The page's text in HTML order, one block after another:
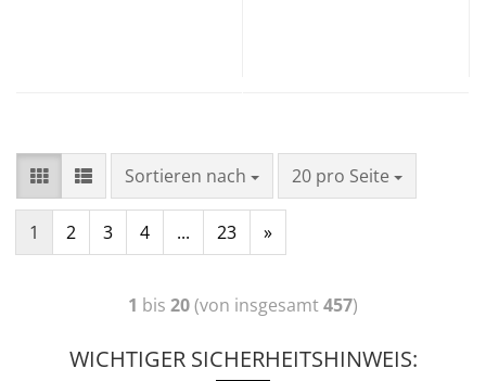
Sortieren nach 20 pro Seite
1 2 3 4 ... 23 »
1 bis 20(von insgesamt457)
WICHTIGER SICHERHEITSHINWEIS: